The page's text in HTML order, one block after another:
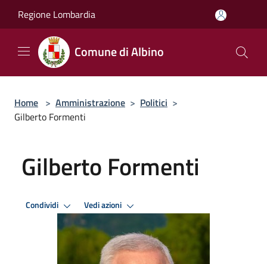
Regione Lombardia
Comune di Albino
Home > Amministrazione > Politici >
Gilberto Formenti
Gilberto Formenti
Condividi Vedi azioni